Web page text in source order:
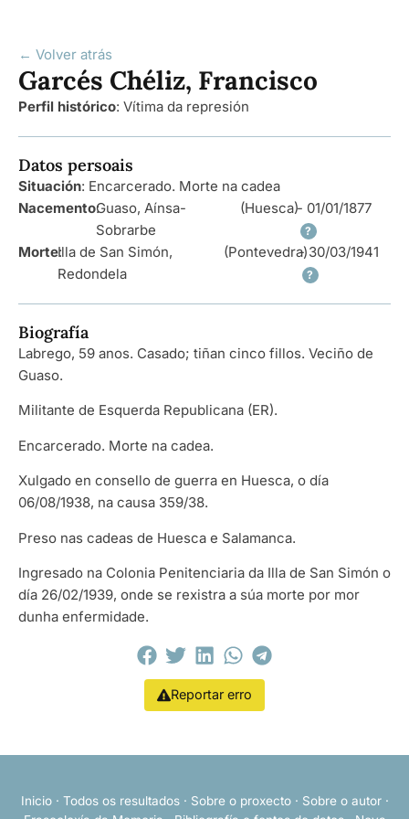
← Volver atrás
Garcés Chéliz, Francisco
Perfil histórico: Vítima da represión
Datos persoais
Situación: Encarcerado. Morte na cadea
Nacemento:Guaso, Aínsa-
Sobrarbe
(Huesca)- 01/01/1877
?
Morte:
Illa de San Simón,
Redondela
(Pontevedra)- 30/03/1941
?
Biografía
Labrego, 59 anos. Casado; tiñan cinco fillos. Veciño de
Guaso.
Militante de Esquerda Republicana (ER).
Encarcerado. Morte na cadea.
Xulgado en consello de guerra en Huesca, o día
06/08/1938, na causa 359/38.
Preso nas cadeas de Huesca e Salamanca.
Ingresado na Colonia Penitenciaria da Illa de San Simón o
día 26/02/1939, onde se rexistra a súa morte por mor
dunha enfermidade.
Reportar erro
Inicio· Todos os resultados· Sobre o proxecto· Sobre o autor·